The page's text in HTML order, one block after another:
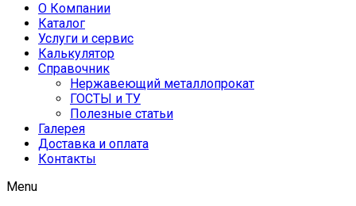
О Компании
Каталог
Услуги и сервис
Калькулятор
Справочник
Нержавеющий металлопрокат
ГОСТЫ и ТУ
Полезные статьи
Галерея
Доставка и оплата
Контакты
Menu